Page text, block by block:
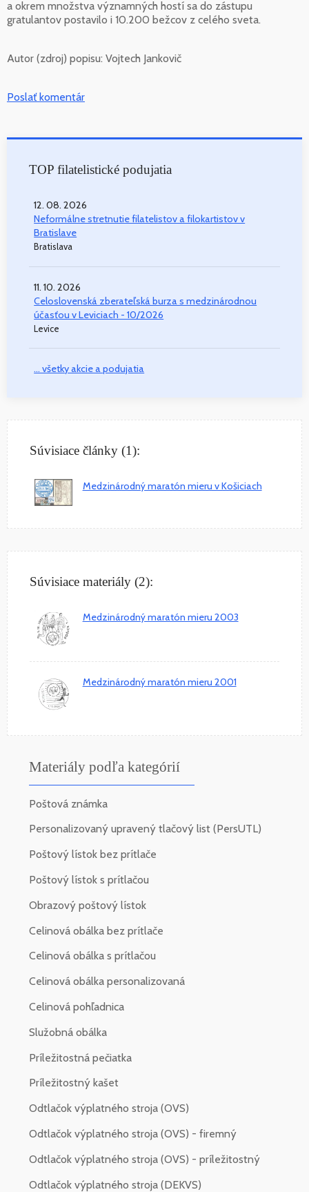
a okrem množstva významných hostí sa do zástupu
gratulantov postavilo i 10.200 bežcov z celého sveta.
Autor (zdroj) popisu: Vojtech Jankovič
Poslať komentár
TOP filatelistické podujatia
12. 08. 2026
Neformálne stretnutie filatelistov a filokartistov v
Bratislave
Bratislava
11. 10. 2026
Celoslovenská zberateľská burza s medzinárodnou
účasťou v Leviciach - 10/2026
Levice
... všetky akcie a podujatia
Súvisiace články (1):
Medzinárodný maratón mieru v Košiciach
Súvisiace materiály (2):
Medzinárodný maratón mieru 2003
Medzinárodný maratón mieru 2001
Materiály podľa kategórií
Poštová známka
Personalizovaný upravený tlačový list (PersUTL)
Poštový lístok bez prítlače
Poštový lístok s prítlačou
Obrazový poštový lístok
Celinová obálka bez prítlače
Celinová obálka s prítlačou
Celinová obálka personalizovaná
Celinová pohľadnica
Služobná obálka
Príležitostná pečiatka
Príležitostný kašet
Odtlačok výplatného stroja (OVS)
Odtlačok výplatného stroja (OVS) - firemný
Odtlačok výplatného stroja (OVS) - príležitostný
Odtlačok výplatného stroja (DEKVS)